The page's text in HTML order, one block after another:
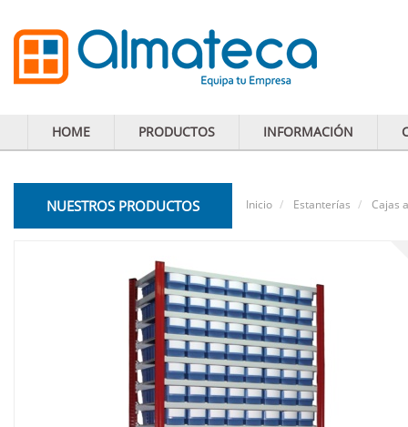
HOME PRODUCTOS INFORMACIÓN
NUESTROS PRODUCTOS Inicio Estanterías Cajas